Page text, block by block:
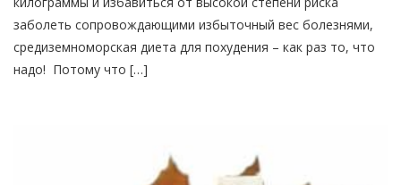
заболеть сопровождающими избыточный вес болезнями,
средиземноморская диета для похудения – как раз то, что
надо! Потому что […]